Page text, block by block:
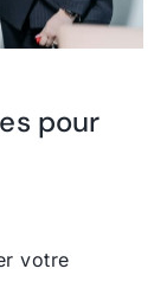
pour
votre